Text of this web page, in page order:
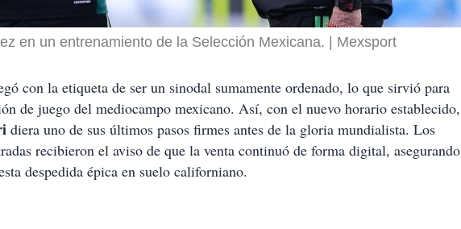
en un entrenamiento de la Selección Mexicana. Mexsport
con la etiqueta de ser un sinodal sumamente ordenado, lo que sirvió para
de juego del mediocampo mexicano. Así, con el nuevo horario establecido,
diera uno de sus últimos pasos firmes antes de la gloria mundialista. Los
recibieron el aviso de que la venta continuó de forma digital, asegurando
despedida épica en suelo californiano.